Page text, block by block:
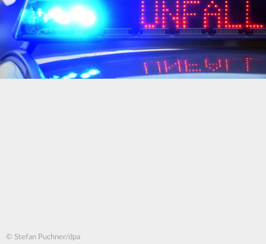
© Stefan Puchner/dpa